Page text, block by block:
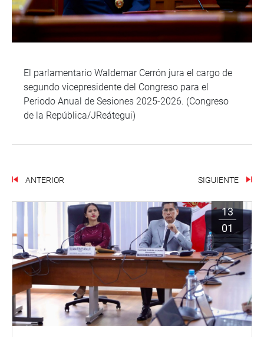
El parlamentario Waldemar Cerrón jura el cargo de
segundo vicepresidente del Congreso para el
Periodo Anual de Sesiones 2025-2026. (Congreso
de la República/JReátegui)
ANTERIOR SIGUIENTE
13
01